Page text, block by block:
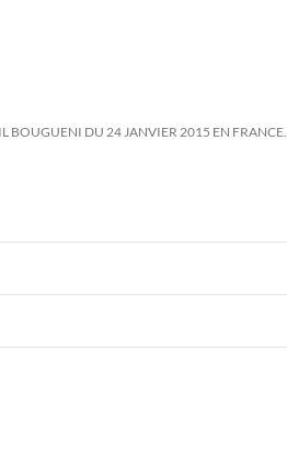
BOUGUENI DU 24 JANVIER 2015 EN FRANCE.